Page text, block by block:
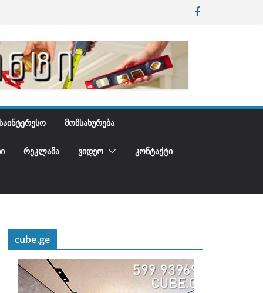
ᲡᲐᲘᲜᲢᲔᲠᲔᲡᲝ ᲛᲝᲛᲡᲐᲮᲣᲠᲔᲑᲐ
ᲠᲔᲙᲚᲐᲛᲐ ᲕᲘᲓᲔᲝ ᲙᲝᲜᲢᲐᲥᲢᲘ
cube.ge